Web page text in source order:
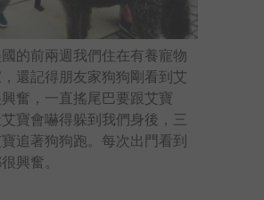
的前兩週我們住在有養寵物
還記得朋友家狗狗剛看到艾
奮，一直搖尾巴要跟艾寶
寶會嚇得躲到我們身後，三
追著狗狗跑。每次出門看到
興奮。